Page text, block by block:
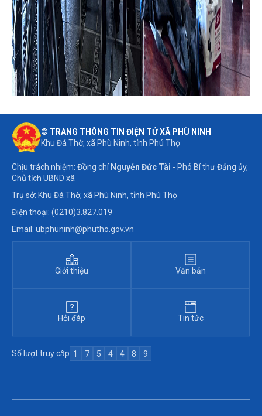
© TRANG THÔNG TIN ĐIỆN TỬ XÃ PHÙ NINH
Khu Đá Thờ, xã Phù Ninh, tỉnh Phú Thọ
Chịu trách nhiệm: Đồng chí Nguyễn Đức Tài - Phó Bí thư Đảng ủy,
Chủ tịch UBND xã
Trụ sở: Khu Đá Thờ, xã Phù Ninh, tỉnh Phú Thọ
Điện thoại: (0210)3.827.019
Email: ubphuninh@phutho.gov.vn
Giới thiệu Văn bản
Hỏi đáp Tin tức
Số lượt truy cập 1 7 5 4 4 8 9